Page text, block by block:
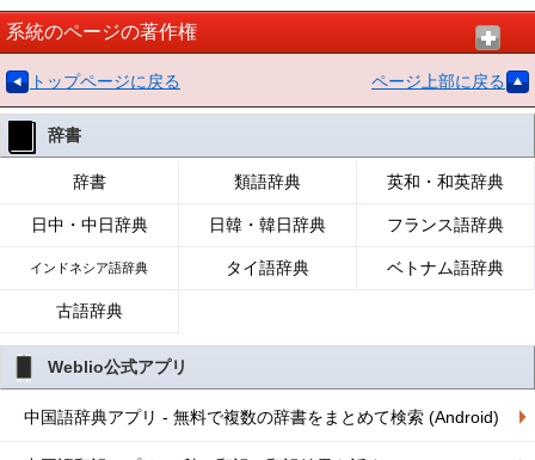
系統のページの著作権
トップページに戻る ページ上部に戻る
辞書
辞書 類語辞典 英和・和英辞典
日中・中日辞典 日韓・韓日辞典 フランス語辞典
インドネシア語辞典 タイ語辞典 ベトナム語辞典
古語辞典
Weblio公式アプリ
中国語辞典アプリ - 無料で複数の辞書をまとめて検索 (Android)